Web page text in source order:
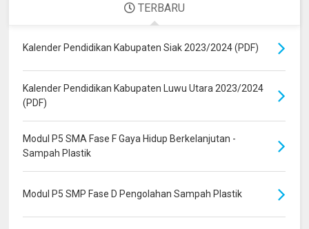
TERBARU
Kalender Pendidikan Kabupaten Siak 2023/2024 (PDF)
Kalender Pendidikan Kabupaten Luwu Utara 2023/2024
(PDF)
Modul P5 SMA Fase F Gaya Hidup Berkelanjutan -
Sampah Plastik
Modul P5 SMP Fase D Pengolahan Sampah Plastik